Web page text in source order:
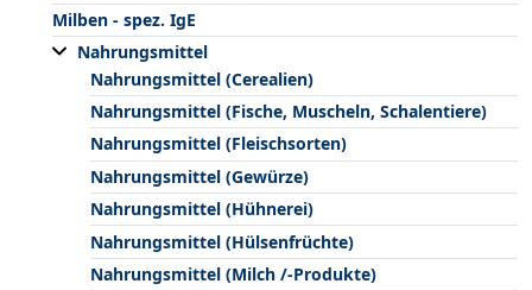
Milben - spez. IgE
Nahrungsmittel
Nahrungsmittel (Cerealien)
Nahrungsmittel (Fische, Muscheln, Schalentiere)
Nahrungsmittel (Fleischsorten)
Nahrungsmittel (Gewürze)
Nahrungsmittel (Hühnerei)
Nahrungsmittel (Hülsenfrüchte)
Nahrungsmittel (Milch /-Produkte)